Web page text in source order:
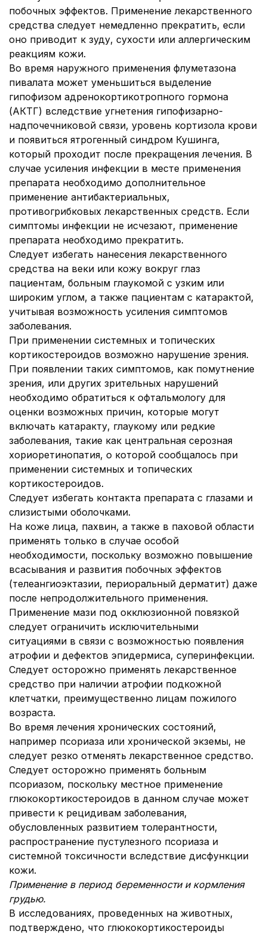
побочных эффектов. Применение лекарственного
средства следует немедленно прекратить, если
оно приводит к зуду, сухости или аллергическим
реакциям кожи.
Во время наружного применения флуметазона
пивалата может уменьшиться выделение
гипофизом адренокортикотропного гормона
(АКТГ) вследствие угнетения гипофизарно-
надпочечниковой связи, уровень кортизола крови
и появиться ятрогенный синдром Кушинга,
который проходит после прекращения лечения. В
случае усиления инфекции в месте применения
препарата необходимо дополнительное
применение антибактериальных,
противогрибковых лекарственных средств. Если
симптомы инфекции не исчезают, применение
препарата необходимо прекратить.
Следует избегать нанесения лекарственного
средства на веки или кожу вокруг глаз
пациентам, больным глаукомой с узким или
широким углом, а также пациентам с катарактой,
учитывая возможность усиления симптомов
заболевания.
При применении системных и топических
кортикостероидов возможно нарушение зрения.
При появлении таких симптомов, как помутнение
зрения, или других зрительных нарушений
необходимо обратиться к офтальмологу для
оценки возможных причин, которые могут
включать катаракту, глаукому или редкие
заболевания, такие как центральная серозная
хориоретинопатия, о которой сообщалось при
применении системных и топических
кортикостероидов.
Следует избегать контакта препарата с глазами и
слизистыми оболочками.
На коже лица, пахвин, а также в паховой области
применять только в случае особой
необходимости, поскольку возможно повышение
всасывания и развития побочных эффектов
(телеангиоэктазии, периоральный дерматит) даже
после непродолжительного применения.
Применение мази под окклюзионной повязкой
следует ограничить исключительными
ситуациями в связи с возможностью появления
атрофии и дефектов эпидермиса, суперинфекции.
Следует осторожно применять лекарственное
средство при наличии атрофии подкожной
клетчатки, преимущественно лицам пожилого
возраста.
Во время лечения хронических состояний,
например псориаза или хронической экземы, не
следует резко отменять лекарственное средство.
Следует осторожно применять больным
псориазом, поскольку местное применение
глюкокортикостероидов в данном случае может
привести к рецидивам заболевания,
обусловленных развитием толерантности,
распространение пустулезного псориаза и
системной токсичности вследствие дисфункции
кожи.
Применение в период беременности и кормления
грудью.
В исследованиях, проведенных на животных,
подтверждено, что глюкокортикостероиды